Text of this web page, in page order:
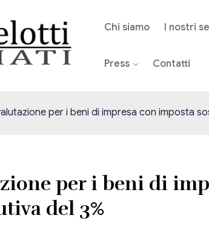
Chi siamo I nostri
Press Contatti
per i beni di impresa con imposta
per i beni di
del 3%